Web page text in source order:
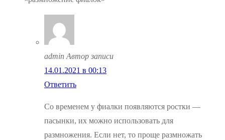
admin Автор записи
14.01.2021 в 00:13
Ответить
Со временем у фиалки появляются ростки —
пасынки, их можно использовать для
размножения. Если нет, то проще размножать